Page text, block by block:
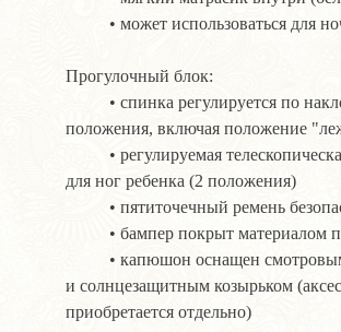
• может использоваться для
Прогулочный блок:
• спинка регулируется по
положения, включая положение
• регулируемая
для ног ребенка (2 положения)
• пятиточечный ремень
• бампер покрыт материалом
• капюшон оснащен
и солнцезащитным козырьком
приобретается отдельно)